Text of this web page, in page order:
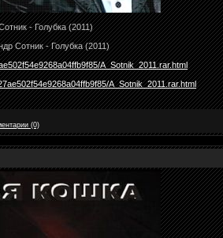
- Голубка (2011)
Сотник - Голубка (2011)
A_Sotnik_2011.rar.html
A_Sotnik_2011.rar.html
(0)